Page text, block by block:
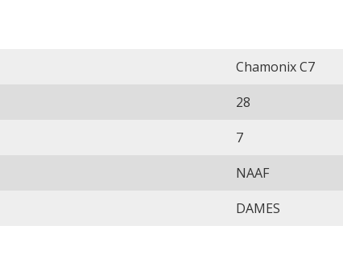
Chamonix C7
28
7
NAAF
DAMES